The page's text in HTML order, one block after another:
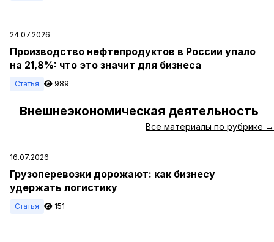
24.07.2026
Производство нефтепродуктов в России упало
на 21,8%: что это значит для бизнеса
Статья 989
Внешнеэкономическая деятельность
Все материалы по рубрике →
16.07.2026
Грузоперевозки дорожают: как бизнесу
удержать логистику
Статья 151